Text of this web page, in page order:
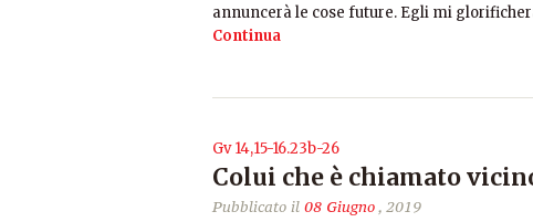
annuncerà le cose future. Egli mi
Continua
Gv 14,15-16.23b-26
Colui che è chiamato
Pubblicato il 08 Giugno, 2019